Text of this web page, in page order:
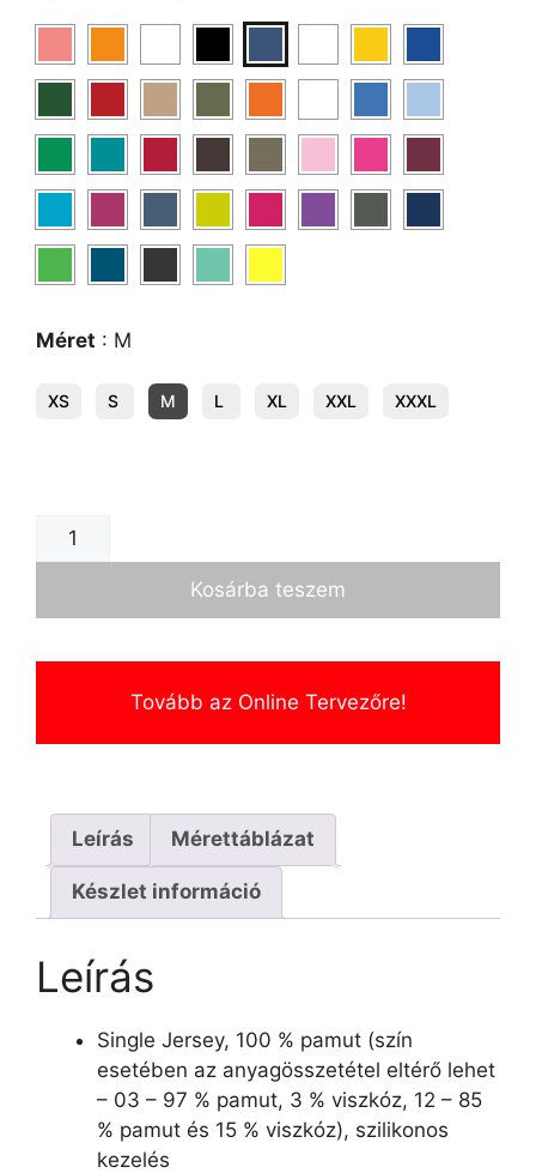
Méret : M
XS S M L XL XXL XXXL
Kosárba teszem
Tovább az Online Tervezőre!
Leírás Mérettáblázat
Készlet információ
Leírás
Single Jersey, 100 % pamut (szín
esetében az anyagösszetétel eltérő lehet
– 03 – 97 % pamut, 3 % viszkóz, 12 – 85
% pamut és 15 % viszkóz), szilikonos
kezelés